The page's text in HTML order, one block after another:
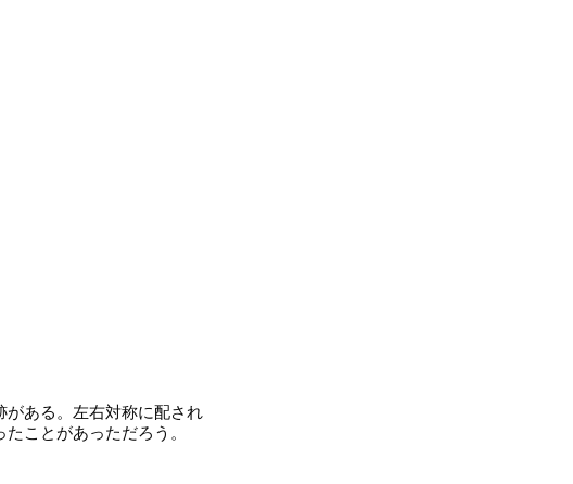
ある。左右対称に配され
ことがあっただろう。